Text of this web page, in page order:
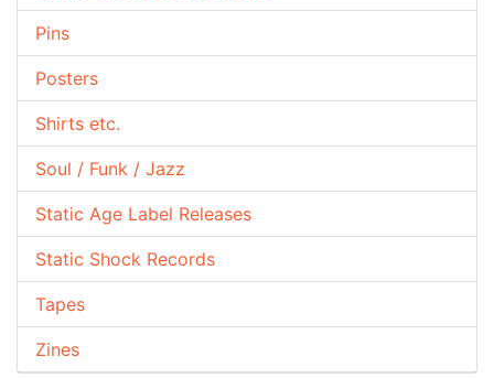
Pins
Posters
Shirts etc.
Soul / Funk / Jazz
Static Age Label Releases
Static Shock Records
Tapes
Zines